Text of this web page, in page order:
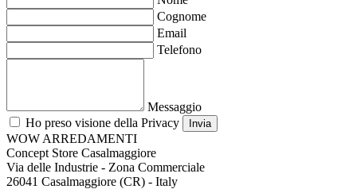
Cognome
Email
Telefono
Messaggio
Ho preso visione della Privacy
Invia
WOW ARREDAMENTI
Concept Store Casalmaggiore
Via delle Industrie - Zona Commerciale
26041 Casalmaggiore (CR) - Italy